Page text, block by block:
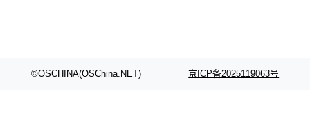
©OSCHINA(OSChina.NET) 京ICP备2025119063号